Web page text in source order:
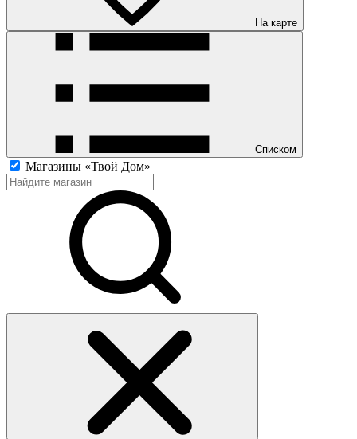
На карте
Списком
Магазины «Твой Дом»